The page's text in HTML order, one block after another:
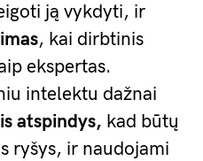
ją vykdyti, ir
, kai dirbtinis
ekspertas.
intelektu dažnai
atspindys, kad būtų
ryšys, ir naudojami